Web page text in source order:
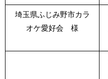
埼玉県ふじみ野市カラ
オケ愛好会 様